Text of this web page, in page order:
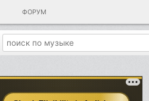
ФОРУМ